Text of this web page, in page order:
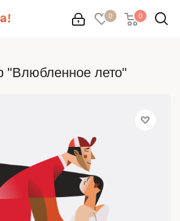
0 0
"Влюбленное лето"